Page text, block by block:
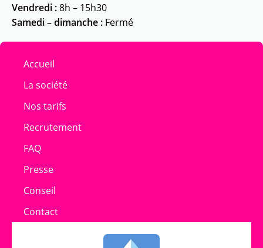
Vendredi :8h – 15h30
Samedi – dimanche : Fermé
Accueil
La société
Nos tarifs
Recrutement
FAQ
Presse
Conseil
Contact